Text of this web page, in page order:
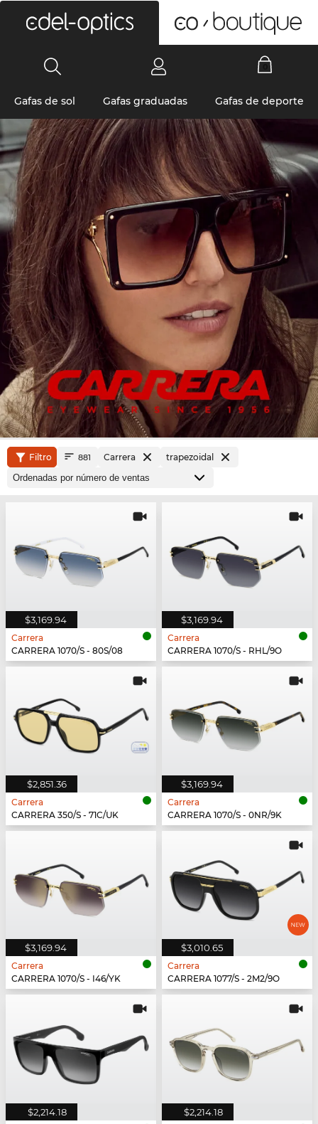
Gafas de sol Gafas graduadas Gafas de deporte
Filtro 881 Carrera trapezoidal
$3,169.94
Carrera
CARRERA 1070/S - 80S/08
$3,169.94
Carrera
CARRERA 1070/S - RHL/9O
$2,851.36
Carrera
CARRERA 350/S - 71C/UK
$3,169.94
Carrera
CARRERA 1070/S - 0NR/9K
$3,169.94
Carrera
CARRERA 1070/S - I46/YK
$3,010.65
Carrera
CARRERA 1077/S - 2M2/9O
$2,214.18 $2,214.18